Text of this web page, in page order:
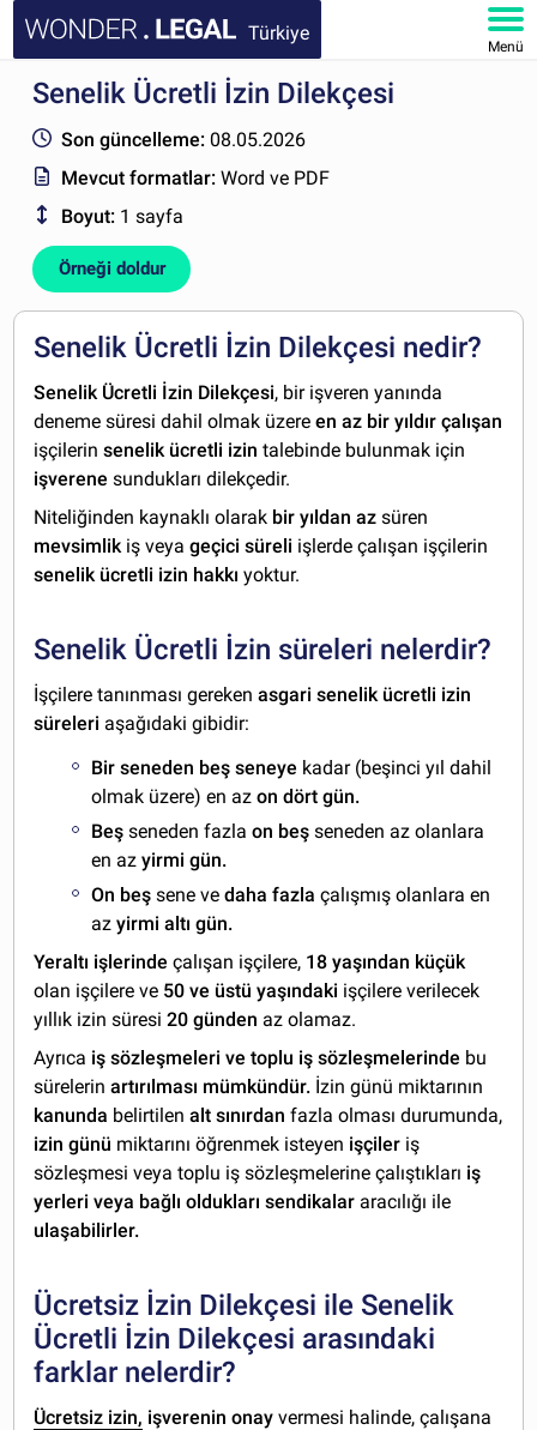
Türkiye
Menü
ANA SAYFA
BELGELER
SSS
HESABIM
Senelik Ücretli İzin Dilekçesi
Son güncelleme: 08.05.2026
Mevcut formatlar:Word ve PDF
Boyut: 1 sayfa
Örneği doldur
Senelik Ücretli İzin Dilekçesi nedir?
Senelik Ücretli İzin Dilekçesi, bir işveren yanında
deneme süresi dahil olmak üzereen az bir yıldır çalışan
işçilerinsenelik ücretli izin talebinde bulunmak için
işverene sundukları dilekçedir.
Niteliğinden kaynaklı olarak bir yıldan az süren
mevsimlikiş veyageçici süreli işlerde çalışan işçilerin
senelik ücretli izin hakkıyoktur.
Senelik Ücretli İzin süreleri nelerdir?
İşçilere tanınması gerekenasgari senelik ücretli izin
süreleri aşağıdaki gibidir:
Bir seneden beş seneye kadar (beşinci yıl dahil
olmak üzere) en azon dört gün.
Beş seneden fazlaon beş seneden az olanlara
en azyirmi gün.
On beş sene vedaha fazla çalışmış olanlara en
azyirmi altı gün.
Yeraltı işlerinde çalışan işçilere, 18 yaşından küçük
olan işçilere ve 50 ve üstü yaşındaki işçilere verilecek
yıllık izin süresi20 günden az olamaz.
Ayrıca iş sözleşmeleri ve toplu iş sözleşmelerinde bu
sürelerinartırılması mümkündür. İzin günü miktarının
kanunda belirtilenalt sınırdan fazla olması durumunda,
izin günü miktarını öğrenmek isteyen işçiler iş
sözleşmesi veya toplu iş sözleşmelerine çalıştıkları iş
yerleri veya bağlı oldukları sendikalar aracılığı ile
ulaşabilirler.
Ücretsiz İzin Dilekçesi ile Senelik
Ücretli İzin Dilekçesi arasındaki
farklar nelerdir?
Ücretsiz izin, işverenin onay vermesi halinde, çalışana